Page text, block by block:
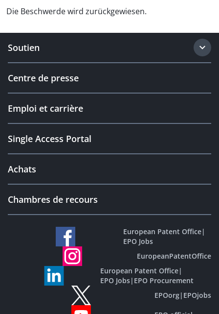
Die Beschwerde wird zurückgewiesen.
Soutien
Centre de presse
Emploi et carrière
Single Access Portal
Achats
Chambres de recours
European Patent Office|
EPO Jobs
EuropeanPatentOffice
European Patent Office|
EPO Jobs| EPO Procurement
EPOorg| EPOjobs